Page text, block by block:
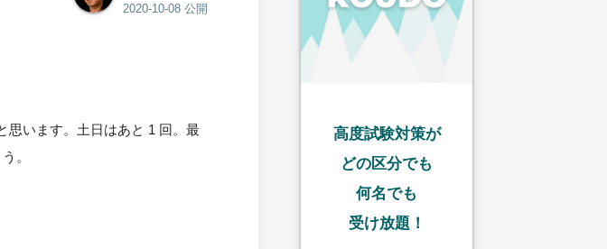
2020-10-08 公開
思います。土日はあと 1 回。最
。
高度試験対策が
どの区分でも
何名でも
受け放題！